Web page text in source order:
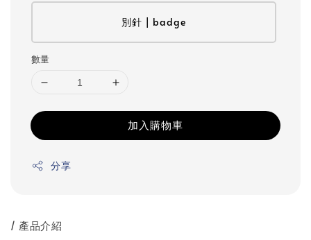
別針 | badge
數量
加入購物車
分享
/ 產品介紹